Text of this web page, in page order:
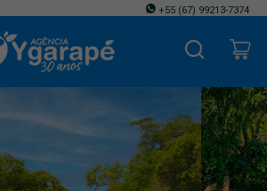
+55 (67) 99213-7374